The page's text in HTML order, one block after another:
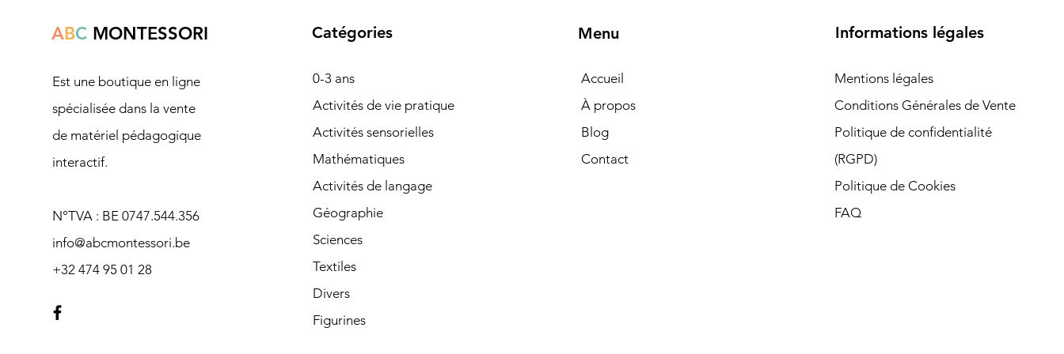
ABCMONTESSORI
Est une boutique en ligne
spécialisée dans la vente
de matériel pédagogique
interactif.
N°TVA : BE 0747.544.356
info@abcmontessori.be
+32 474 95 01 28
Catégories
0-3 ans
Activités de vie pratique
Activités sensorielles
Mathématiques
Activités de langage
Géographie
Sciences
Textiles
Divers
Figurines
Menu
Accueil
À propos
Blog
Contact
Informations légales
Mentions légales
Conditions Générales de Vente
Politique de confidentialité
(RGPD)​
Politique de Cookies
FAQ